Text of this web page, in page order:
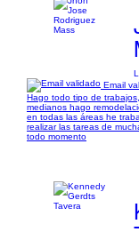
Email
Hago todo tipo de
medianos hago
en todas las áreas he
realizar las tareas de
todo momento